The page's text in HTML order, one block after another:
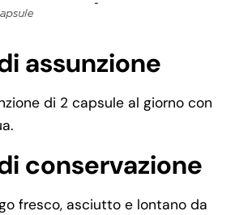
assunzione
di 2 capsule al giorno con
conservazione
fresco, asciutto e lontano da